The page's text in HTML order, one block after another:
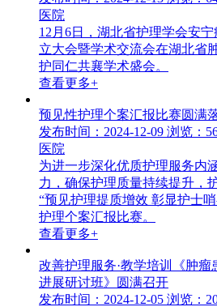
医院
12月6日，湖北省护理学会安
立大会暨学术交流会在湖北省
护同仁共襄学术盛会。
查看更多+
预见性护理个案汇报比赛圆满
发布时间：2024-12-09 浏览：
医院
为进一步深化优质护理服务内
力，确保护理质量持续提升，
“预见护理提质增效 彰显护士
护理个案汇报比赛。
查看更多+
改善护理服务·教学培训《肿
进展研讨班》圆满召开
发布时间：2024-12-05 浏览：